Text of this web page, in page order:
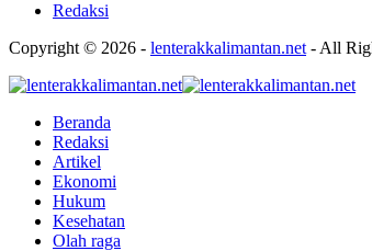
Redaksi
Copyright © 2026 - lenterakkalimantan.net - All
Beranda
Redaksi
Artikel
Ekonomi
Hukum
Kesehatan
Olah raga